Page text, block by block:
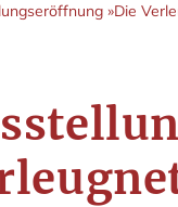
»Die